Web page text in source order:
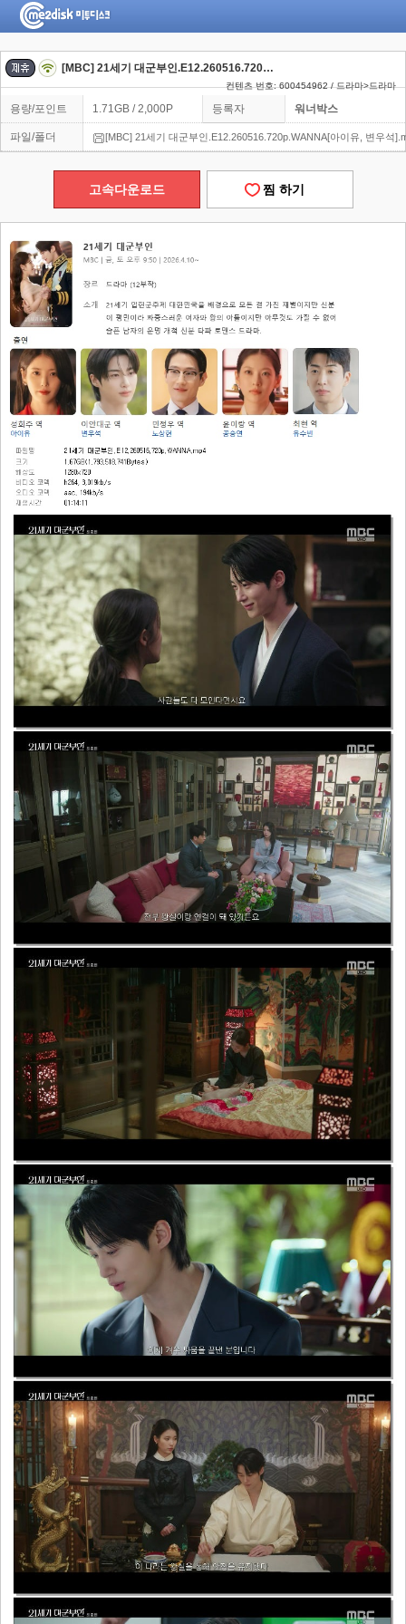
[MBC] 21세기 대군부인.E12.260516.720p.WANNA[아이유, 변우석]
컨텐츠 번호: 600454962 / 드라마>드라마
용량/포인트 1.71GB / 2,000P 등록자 워너박스
파일/폴더 [MBC] 21세기 대군부인.E12.260516.720p.WANNA[아이유, 변우석
고속다운로드 찜 하기